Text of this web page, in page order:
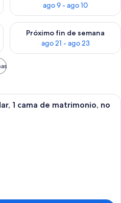
ago 9 - ago 10
este fin de semana, ago 14 -
Próximo fin de semana
ago 21 - ago 23
Consulta la disponibilidad
Habitación individual estándar, 1
1 cama de matrimonio, no